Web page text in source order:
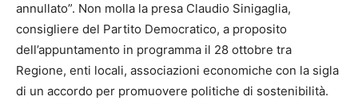
annullato”. Non molla la presa Claudio Sinigaglia,
consigliere del Partito Democratico, a proposito
dell’appuntamento in programma il 28 ottobre tra
Regione, enti locali, associazioni economiche con la sigla
di un accordo per promuovere politiche di sostenibilità.